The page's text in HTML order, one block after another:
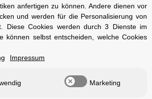
anfertigen zu können. Andere dienen vor
und werden für die Personalisierung von
Diese Cookies werden durch 3 Dienste im
können selbst entscheiden, welche Cookies
Impressum
Marketing